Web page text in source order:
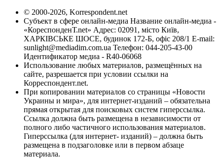
© 2000-2026, Korrespondent.net
Субъект в сфере онлайн-медиа Название онлайн-медиа -
«КореспонденТ.net» Адрес: 02091, місто Київ,
ХАРКІВСЬКЕ ШОСЕ, будинок 172-Б, офіс 208/1 E-mail:
sunlight@mediadim.com.ua Телефон: 044-205-43-00
Идентификатор медиа - R40-06068
Использование любых материалов, размещённых на
сайте, разрешается при условии ссылки на
Корреспондент.net.
При копировании материалов со страницы «Новости
Украины и мира», для интернет-изданий – обязательна
прямая открытая для поисковых систем гиперссылка.
Ссылка должна быть размещена в независимости от
полного либо частичного использования материалов.
Гиперссылка (для интернет- изданий) – должна быть
размещена в подзаголовке или в первом абзаце
материала.